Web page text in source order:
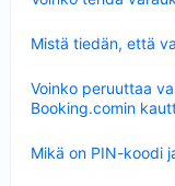
Mistä tiedän, että
Voinko peruuttaa
Booking.comin
Mikä on PIN-koodi